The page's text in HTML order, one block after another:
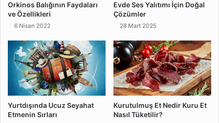
Orkinos Balığının Faydaları
ve Özellikleri
6 Nisan 2022
Evde Ses Yalıtımı İçin Doğal
Çözümler
28 Mart 2025
Yurtdışında Ucuz Seyahat
Etmenin Sırları
Kurutulmuş Et Nedir Kuru Et
Nasıl Tüketilir?